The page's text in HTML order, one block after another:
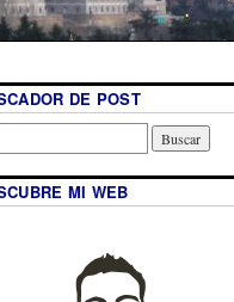
DE POST
MI WEB